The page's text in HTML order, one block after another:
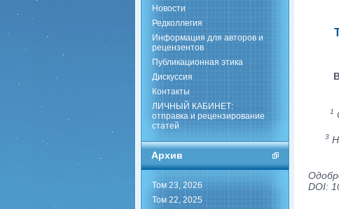
Новости
Редколлегия
Информация для авторов и
рецензентов
Публикационная этика
Дискуссия
Контакты
ЛИЧНЫЙ КАБИНЕТ:
отправка и рецензирование
статей
Архив
Том 23, 2026
Том 22, 2025
1
3
DOI: